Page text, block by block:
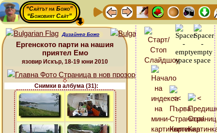
“Сайтът на Божо”
“Божовият Сайт”
Дизайнер Божо
Ергенското парти на нашия
приятел Емо
язовир Искър, 18-19 юни 2010
Снимки в албума (31):